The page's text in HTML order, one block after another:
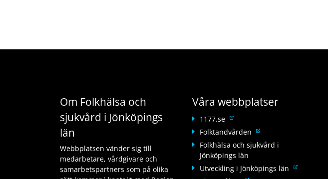
Om Folkhälsa och
sjukvård i Jönköpings
län
Webbplatsen vänder sig till
medarbetare, vårdgivare och
samarbetspartners som på olika
Våra webbplatser
1177.se L
ä
k
t
i
Folktandvården L
ä
t
Folkhälsa och sjukvård i
Jönköpings län
Utveckling i Jönköpings län L